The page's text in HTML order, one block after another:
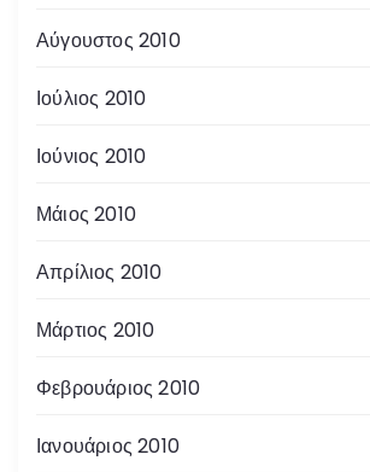
Αύγουστος 2010
Ιούλιος 2010
Ιούνιος 2010
Μάιος 2010
Απρίλιος 2010
Μάρτιος 2010
Φεβρουάριος 2010
Ιανουάριος 2010